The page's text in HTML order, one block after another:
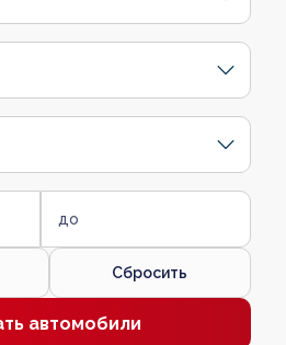
до
Сбросить
автомобили